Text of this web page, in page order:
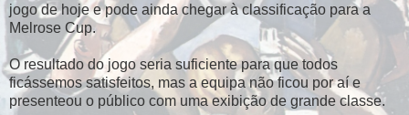
jogo de hoje e pode ainda chegar à classificação para a
Melrose Cup.
O resultado do jogo seria suficiente para que todos
ficássemos satisfeitos, mas a equipa não ficou por aí e
presenteou o público com uma exibição de grande classe.